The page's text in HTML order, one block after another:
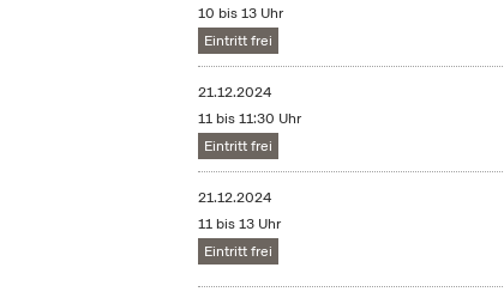
10 bis 13 Uhr
Eintritt frei
21.12.2024
11 bis 11:30 Uhr
Eintritt frei
21.12.2024
11 bis 13 Uhr
Eintritt frei